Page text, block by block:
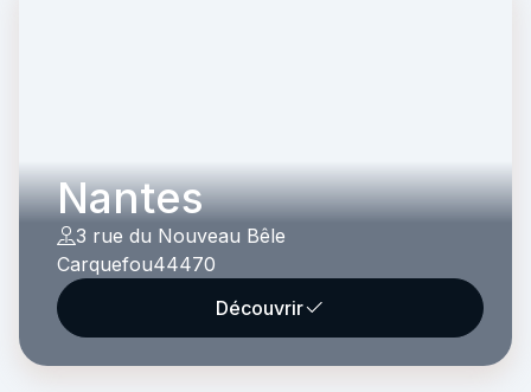
Nantes
3 rue du Nouveau Bêle
Carquefou44470
Découvrir